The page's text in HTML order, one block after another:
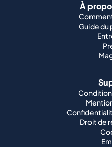
À
Guide
Droit de